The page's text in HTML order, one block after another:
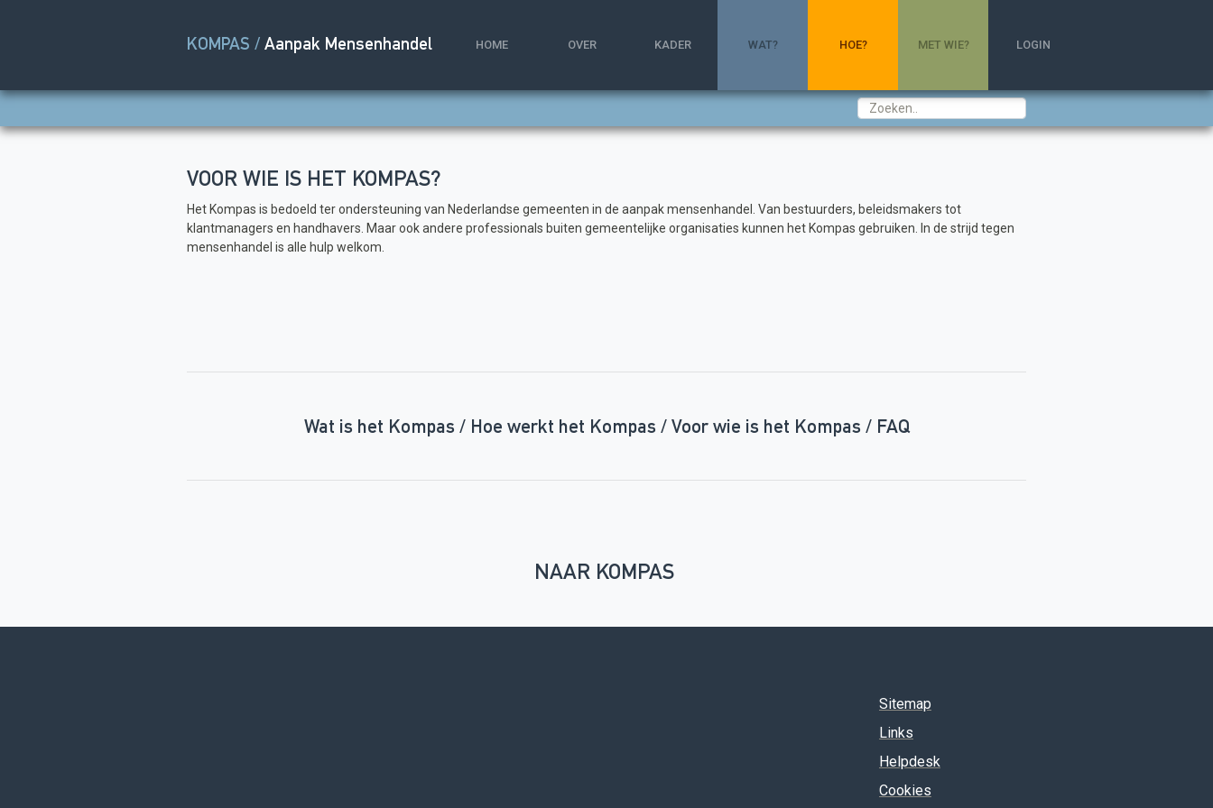
KOMPAS / Aanpak Mensenhandel HOME OVER KADER WAT? HOE? MET WIE? LOGIN
VOOR WIE IS HET KOMPAS?
Het Kompas is bedoeld ter ondersteuning van Nederlandse gemeenten in de aanpak mensenhandel. Van bestuurders, beleidsmakers tot
klantmanagers en handhavers. Maar ook andere professionals buiten gemeentelijke organisaties kunnen het Kompas gebruiken. In de strijd tegen
mensenhandel is alle hulp welkom.
Wat is het Kompas / Hoe werkt het Kompas / Voor wie is het Kompas / FAQ
NAAR KOMPAS
Sitemap
Links
Helpdesk
Cookies